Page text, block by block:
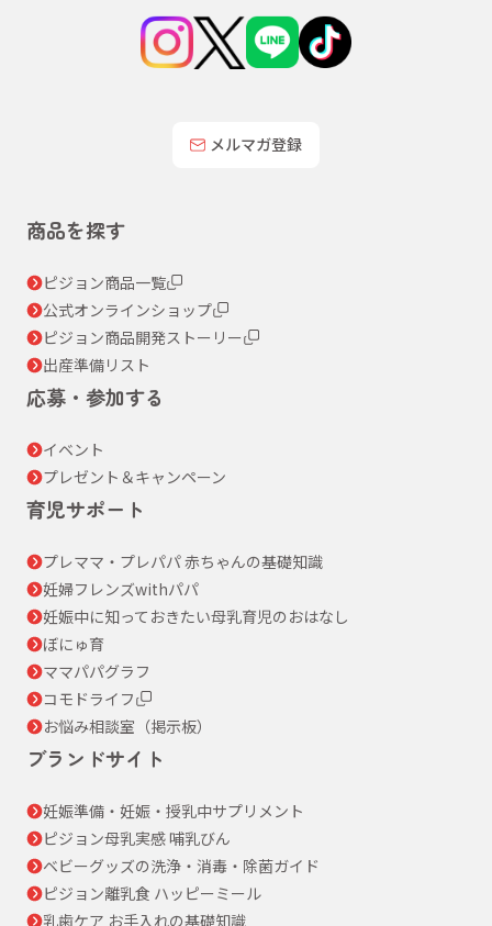
メルマガ登録
商品を探す
ピジョン商品一覧
公式オンラインショップ
ピジョン商品開発ストーリー
出産準備リスト
応募・参加する
イベント
プレゼント＆キャンペーン
育児サポート
プレママ・プレパパ 赤ちゃんの基礎知識
妊婦フレンズwithパパ
妊娠中に知っておきたい母乳育児のおはなし
ぼにゅ育
ママパパグラフ
コモドライフ
お悩み相談室（掲示板）
ブランドサイト
妊娠準備・妊娠・授乳中サプリメント
ピジョン母乳実感 哺乳びん
ベビーグッズの洗浄・消毒・除菌ガイド
ピジョン離乳食 ハッピーミール
乳歯ケア お手入れの基礎知識